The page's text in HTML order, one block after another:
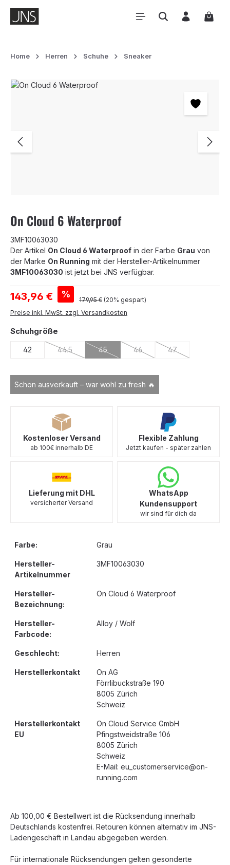
Zum Hauptinhalt springen
Home Herren Schuhe Sneaker
Bildergalerie überspringen
On Cloud 6 Waterproof
3MF10063030
Der Artikel On Cloud 6 Waterproof in der Farbe Grau von
der Marke On Running mit der Hersteller-Artikelnummer
3MF10063030 ist jetzt bei JNS verfügbar.
Verkaufspreis:
143,96 € % Regulärer Preis:
179,95 € (20% gespart)
Preise inkl. MwSt. zzgl. Versandkosten
Schon ausverkauft – war wohl zu fresh 🔥
Schuhgröße
42 44.5
(Diese Option ist zurzeit nicht verfügbar.)
45
(Diese Option ist zurzeit nicht verfügbar.)
46
(Diese Option ist zurzeit nicht
47
(Diese Option ist
Kostenloser Versand
ab 100€ innerhalb DE
Flexible Zahlung
Jetzt kaufen - später zahlen
Lieferung mit DHL
versicherter Versand
WhatsApp
Kundensupport
wir sind für dich da
Farbe: Grau
Hersteller-
Artikelnummer
3MF10063030
Hersteller-
Bezeichnung:
On Cloud 6 Waterproof
Hersteller-
Farbcode:
Alloy / Wolf
Geschlecht: Herren
Herstellerkontakt
On AG
Förrlibuckstraße 190
8005 Zürich
Schweiz
Herstellerkontakt
EU
On Cloud Service GmbH
Pfingstweidstraße 106
8005 Zürich
Schweiz
E-Mail: eu_customerservice@on-
running.com
Ab 100,00 € Bestellwert ist die Rücksendung innerhalb
Deutschlands kostenfrei. Retouren können alternativ im JNS-
Ladengeschäft in Landau abgegeben werden.
Für internationale Rücksendungen gelten gesonderte